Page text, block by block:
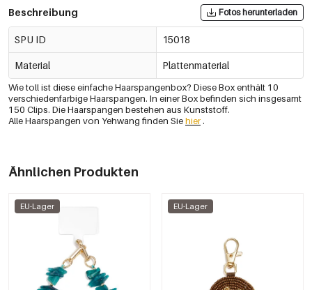
Beschreibung Fotos herunterladen
SPU ID 15018
Material Plattenmaterial
Wie toll ist diese einfache Haarspangenbox? Diese Box enthält 10
verschiedenfarbige Haarspangen. In einer Box befinden sich insgesamt
150 Clips. Die Haarspangen bestehen aus Kunststoff.
Alle Haarspangen von Yehwang finden Siehier .
Ähnlichen Produkten
EU-Lager EU-Lager